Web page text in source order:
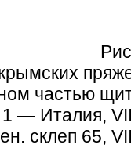
частью
1 — Италия,
склеп 65,